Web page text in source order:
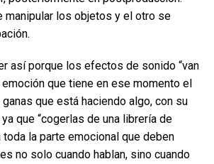
manipular los objetos y el otro se
así porque los efectos de sonido “van
que tiene en ese momento el
que está haciendo algo, con su
que “cogerlas de una librería de
la parte emocional que deben
no solo cuando hablan, sino cuando